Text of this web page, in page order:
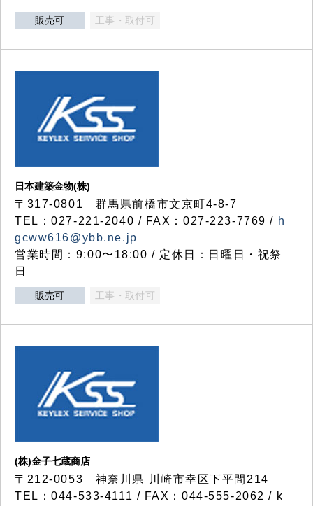
販売可 工事・取付可
日本建築金物(株)
〒317‐0801 群馬県前橋市文京町4-8-7
TEL：027-221-2040 / FAX：027-223-7769 / h
gcww616@ybb.ne.jp
営業時間：9:00〜18:00 / 定休日：日曜日・祝祭
日
販売可 工事・取付可
(株)金子七蔵商店
〒212-0053 神奈川県 川崎市幸区下平間214
TEL：044-533-4111 / FAX：044-555-2062 / k